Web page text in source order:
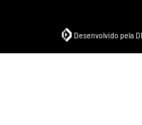
Desenvolvido pela